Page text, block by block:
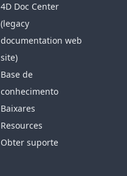
4D Doc Center
(legacy
documentation web
site)
Base de
conhecimento
Baixares
Resources
Obter suporte